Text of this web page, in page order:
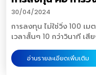
เช่น สิทธิประกันสุขภาพถ้ว
หรือสิทธิประกันกลุ่มของบ
ใหญ่จะไม่มีประกันกลุ่ม แต่
ได้ในวงเงินที่สูง ซึ่งเราต้
ว่าเพียงพอต่อความต้องก
แล้วหรือยัง หากทุนประกัน
การซื้อประกันสุขภาพก็จะช่
30/04/2024
การลงทุน ไม่ใช่วิ่ง 100 เ
เวลาสั้นๆ 10 กว่าวินาที เสี
มาราธอน (42 กม.)ที่ผู้ชนะ
ในสนามยาวนาน อย่าเจ็บ อ
อ่านรายละเอียดเพิ่มเติม